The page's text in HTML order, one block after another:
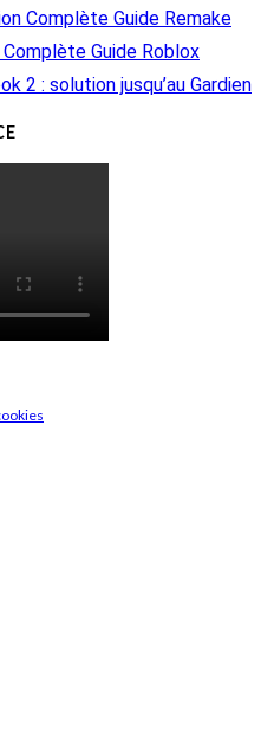
Complète Guide Remake
Guide Roblox
2 : solution jusqu’au Gardien